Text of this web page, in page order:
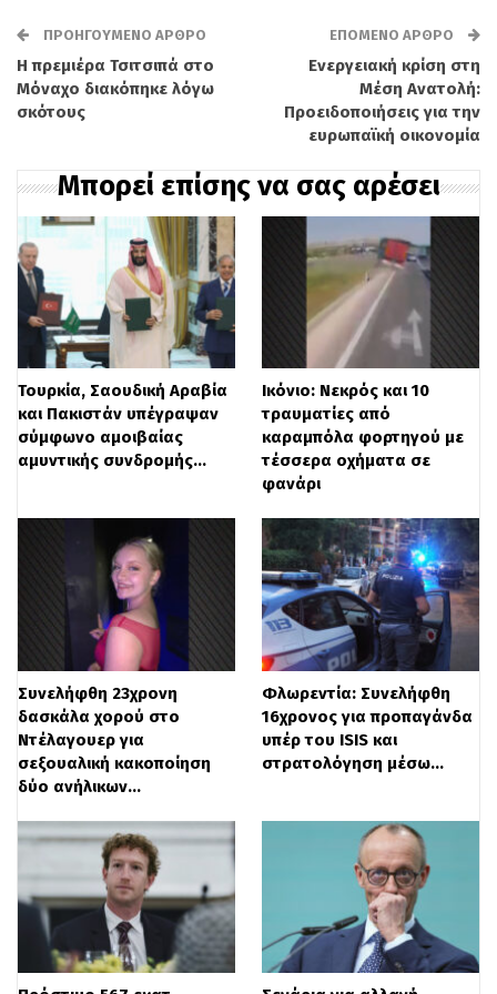
Νοσοκομείο και στο Δημοτικό Κλινικό
Νοσοκομείο 7 της Καζάν.
Παρά το συμβάν, οι αρχές διευκρίνισαν ότι
η παραγωγική διαδικασία του
εργοστασίου δεν έχει διακοπεί, τονίζοντας
παράλληλα πως δεν υπάρχει κίνδυνος για
τη ζωή και την υγεία των πολιτών. Το
εργοστάσιο πυρίτιδας του Καζάν, το
αρχαιότερο στη Ρωσία, παράγει όλες τις
μάρκες πυροξιλίνης, πυροκροτητές για
σχεδόν όλους τους τύπους όπλων, καθώς
και προϊόντα όπως πυρίτιδα για κυνήγι
και αθλητική χρήση, νιτροκυτταρίνη,
κόλλες και υλικά βαφής.
ΠΡΟΗΓΟΎΜΕΝΟ ΆΡΘΡΟ
Η πρεμιέρα Τσιτσιπά στο
Μόναχο διακόπηκε λόγω
σκότους
ΕΠΌΜΕΝΟ ΆΡΘΡΟ
Ενεργειακή κρίση στη
Μέση Ανατολή:
Προειδοποιήσεις για την
ευρωπαϊκή οικονομία
Μπορεί επίσης να σας αρέσει
Τουρκία, Σαουδική Αραβία
και Πακιστάν υπέγραψαν
σύμφωνο αμοιβαίας
αμυντικής συνδρομής…
Ικόνιο: Νεκρός και 10
τραυματίες από
καραμπόλα φορτηγού με
τέσσερα οχήματα σε
φανάρι
Συνελήφθη 23χρονη
δασκάλα χορού στο
Ντέλαγουερ για
σεξουαλική κακοποίηση
δύο ανήλικων…
Φλωρεντία: Συνελήφθη
16χρονος για προπαγάνδα
υπέρ του ISIS και
στρατολόγηση μέσω…